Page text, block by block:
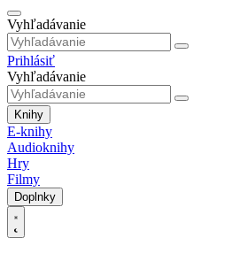
Vyhľadávanie
Prihlásiť
Vyhľadávanie
Knihy
E-knihy
Audioknihy
Hry
Filmy
Doplnky